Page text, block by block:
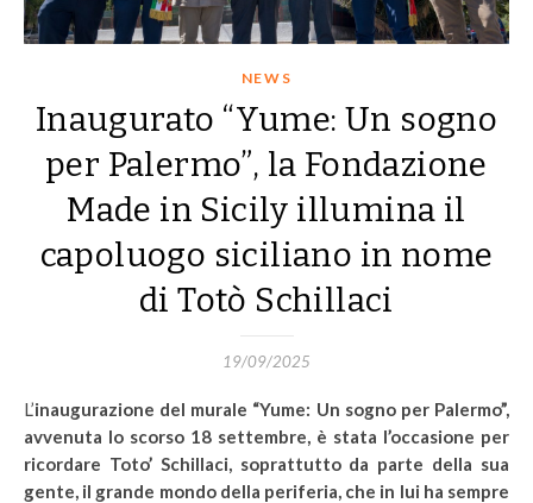
NEWS
Inaugurato “Yume: Un sogno
per Palermo”, la Fondazione
Made in Sicily illumina il
capoluogo siciliano in nome
di Totò Schillaci
19/09/2025
L’inaugurazione del murale “Yume: Un sogno per Palermo”,
avvenuta lo scorso 18 settembre, è stata l’occasione per
ricordare Toto’ Schillaci, soprattutto da parte della sua
gente, il grande mondo della periferia, che in lui ha sempre